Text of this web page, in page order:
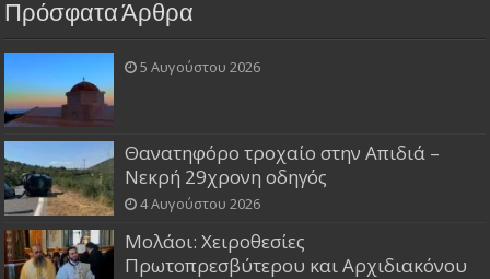
Πρόσφατα Άρθρα
5 Αυγούστου 2026
Θανατηφόρο τροχαίο στην Απιδιά –
Νεκρή 29χρονη οδηγός
4 Αυγούστου 2026
Μολάοι: Χειροθεσίες
Πρωτοπρεσβύτερου και Αρχιδιακόνου